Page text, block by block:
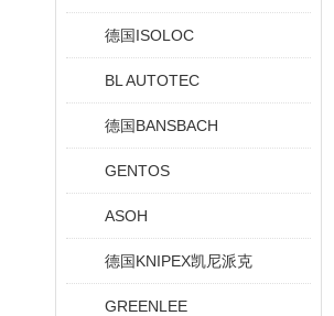
德国ISOLOC
BL AUTOTEC
德国BANSBACH
GENTOS
ASOH
德国KNIPEX凯尼派克
GREENLEE